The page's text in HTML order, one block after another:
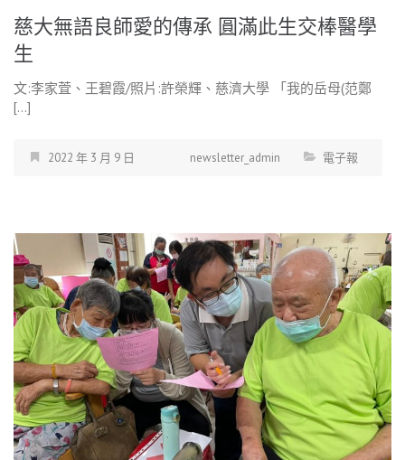
慈大無語良師愛的傳承 圓滿此生交棒醫學
生
文:李家萓、王碧霞/照片:許榮輝、慈濟大學 「我的岳母(范鄭
[…]
2022 年 3 月 9 日 newsletter_admin 電子報